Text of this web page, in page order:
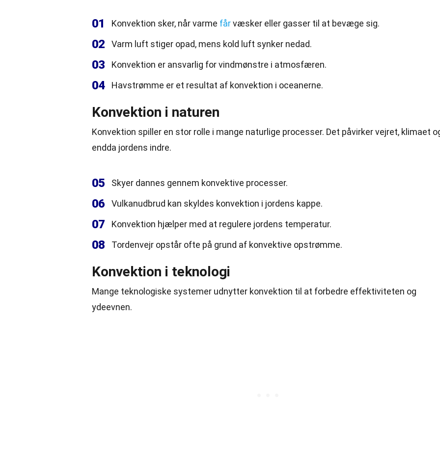
01 Konvektion sker, når varme fårvæsker eller gasser til at bevæge sig.
02 Varm luft stiger opad, mens kold luft synker nedad.
03 Konvektion er ansvarlig for vindmønstre i atmosfæren.
04 Havstrømme er et resultat af konvektion i oceanerne.
Konvektion i naturen
Konvektion spiller en stor rolle i mange naturlige processer. Det påvirker vejret, klimaet
endda jordens indre.
05 Skyer dannes gennem konvektive processer.
06 Vulkanudbrud kan skyldes konvektion i jordens kappe.
07 Konvektion hjælper med at regulere jordens temperatur.
08 Tordenvejr opstår ofte på grund af konvektive opstrømme.
Konvektion i teknologi
Mange teknologiske systemer udnytter konvektion til at forbedre effektiviteten og
ydeevnen.